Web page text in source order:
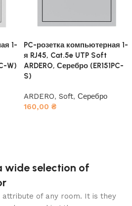
1-
W)
PC-розетка компьютерная 1-
я RJ45, Cat.5e UTP Soft
ARDERO, Серебро (ER151PC-
S)
ARDERO, Soft, Серебро
160,00 ₴
wide selection of
attribute of any room. It is they